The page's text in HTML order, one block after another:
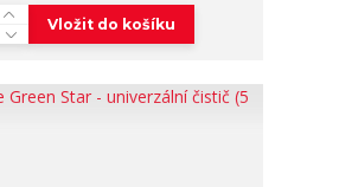
Vložit do košíku